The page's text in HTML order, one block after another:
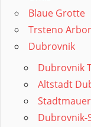
Blaue Grotte
Trsteno
Dubrovnik
Dubrovnik
Altstadt
Dubrovnik-